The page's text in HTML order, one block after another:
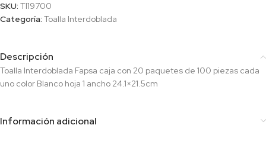
SKU: TI19700
Categoría: Toalla Interdoblada
Descripción
Toalla Interdoblada Fapsa caja con 20 paquetes de 100 piezas cada
uno color Blanco hoja 1 ancho 24.1×21.5cm
Información adicional